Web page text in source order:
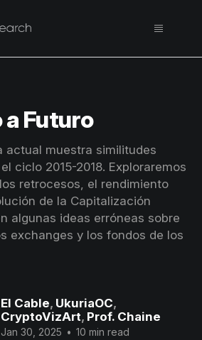
a Futuro
actual muestra similitudes
ciclo 2015-2018. Exploraremos
retrocesos, el rendimiento
de la Capitalización
algunas ideas erróneas sobre
exchanges y los fondos de los
El Cable, UkuriaOC,
CryptoVizArt, Prof. Chaine
Jan 30, 2025 • 10 min read